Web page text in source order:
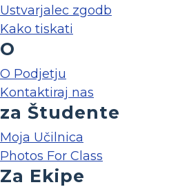
Ustvarjalec zgodb
Kako tiskati
O
O Podjetju
Kontaktiraj nas
za Študente
Moja Učilnica
Photos For Class
Za Ekipe